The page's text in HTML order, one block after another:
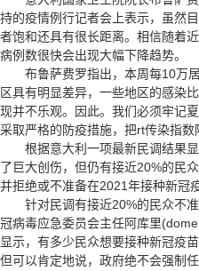
持的疫情例行记者会上表示，虽然
者饱和还具有很长距离。相信随着
病例数很快会出现大幅下降趋势。
布鲁萨费罗指出，本周每10万居
区具有明显差异，一些地区的感染
现并不乐观。因此。我们必须牢记
采取严格的防疫措施，把rt传染指数
根据意大利一项最新民调结果显
了巨大创伤，但仍有接近20%的民
并拒绝或不准备在2021年接种新冠疫
针对民调有接近20%的民众不准
冠病毒应急委员会主任阿库里
显示，有多少民众想要接种新冠疫
但可以肯定地说，政府绝不会强制